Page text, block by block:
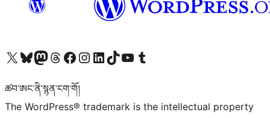
Visit our X (formerly Twitter) account
Visit our Bluesky account
Visit our Mastodon account
Visit our Threads account
Visit our Facebook page
Visit our Instagram account
Visit our LinkedIn account
Visit our TikTok account
Visit our YouTube channel
Visit our Tumblr account
ཚབ་ཨང་ནི་སྙན་ངག་གོ།
The WordPress® trademark is the intellectual property